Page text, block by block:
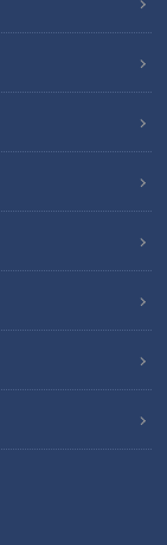
も！？〜名医に
い力が潜んでいる
を守ったり、肥満
か。さらに、唾液
ある人は認知症の
す。しかし、空気
の量も減りがち。
に教えてもらい